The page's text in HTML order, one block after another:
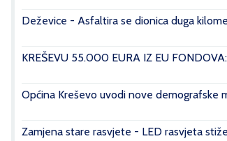
Deževice - Asfaltira se dionica duga
KREŠEVU 55.000 EURA IZ EU
Općina Kreševo uvodi nove demografske
Zamjena stare rasvjete - LED rasvjeta